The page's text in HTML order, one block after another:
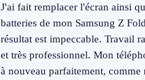
J'ai fait remplacer l'écran ainsi
batteries de mon Samsung Z
résultat est impeccable. Travail
et très professionnel. Mon
à nouveau parfaitement, comme